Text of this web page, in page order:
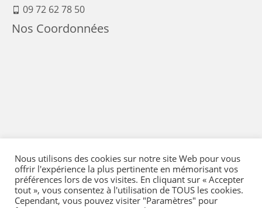
09 72 62 78 50
Nos Coordonnées
Nous utilisons des cookies sur notre site Web pour vous
offrir l'expérience la plus pertinente en mémorisant vos
préférences lors de vos visites. En cliquant sur « Accepter
tout », vous consentez à l'utilisation de TOUS les cookies.
Cependant, vous pouvez visiter "Paramètres" pour